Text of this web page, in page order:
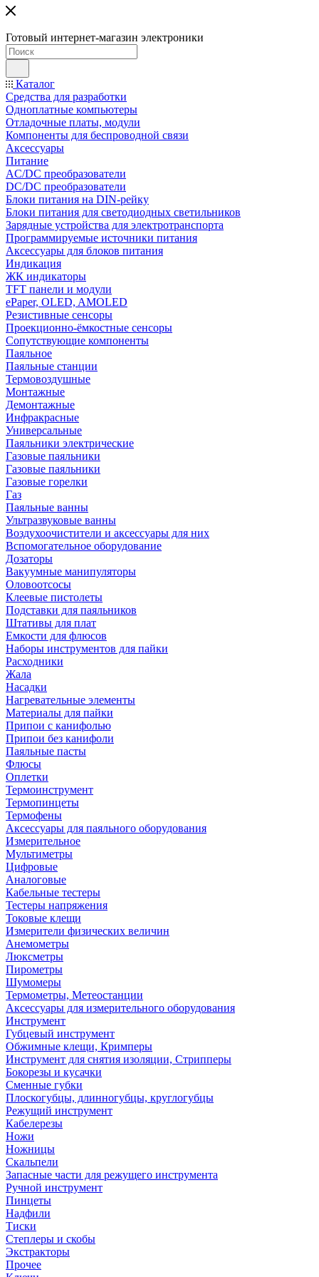
Готовый интернет-магазин электроники
Каталог
Средства для разработки
Одноплатные компьютеры
Отладочные платы, модули
Компоненты для беспроводной связи
Аксессуары
Питание
AC/DC преобразователи
DC/DC преобразователи
Блоки питания на DIN-рейку
Блоки питания для светодиодных светильников
Зарядные устройства для электротранспорта
Программируемые источники питания
Аксессуары для блоков питания
Индикация
ЖК индикаторы
TFT панели и модули
ePaper, OLED, AMOLED
Резистивные сенсоры
Проекционно-ёмкостные сенсоры
Сопутствующие компоненты
Паяльное
Паяльные станции
Термовоздушные
Монтажные
Демонтажные
Инфракрасные
Универсальные
Паяльники электрические
Газовые паяльники
Газовые паяльники
Газовые горелки
Газ
Паяльные ванны
Ультразвуковые ванны
Воздухоочистители и аксессуары для них
Вспомогательное оборудование
Дозаторы
Вакуумные манипуляторы
Оловоотсосы
Клеевые пистолеты
Подставки для паяльников
Штативы для плат
Емкости для флюсов
Наборы инструментов для пайки
Расходники
Жала
Насадки
Нагревательные элементы
Материалы для пайки
Припои с канифолью
Припои без канифоли
Паяльные пасты
Флюсы
Оплетки
Термоинструмент
Термопинцеты
Термофены
Аксессуары для паяльного оборудования
Измерительное
Мультиметры
Цифровые
Аналоговые
Кабельные тестеры
Тестеры напряжения
Токовые клещи
Измерители физических величин
Анемометры
Люксметры
Пирометры
Шумомеры
Термометры, Метеостанции
Аксессуары для измерительного оборудования
Инструмент
Губцевый инструмент
Обжимные клещи, Кримперы
Инструмент для снятия изоляции, Стрипперы
Бокорезы и кусачки
Сменные губки
Плоскогубцы, длинногубцы, круглогубцы
Режущий инструмент
Кабелерезы
Ножи
Ножницы
Скальпели
Запасные части для режущего инструмента
Ручной инструмент
Пинцеты
Надфили
Тиски
Степлеры и скобы
Экстракторы
Прочее